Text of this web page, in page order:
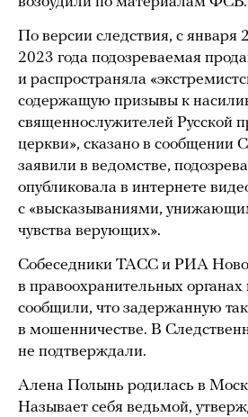
По версии следствия, с января
2023 года подозреваемая
и распространяла
содержащую призывы к
священнослужителей Русской
церкви», сказано в сообщении
заявили в ведомстве,
опубликовала в интернете
с «высказываниями,
чувства верующих».
Собеседники ТАСС и РИА
в правоохранительных
сообщили, что задержанную
в мошенничестве. В
не подтверждали.
Алена Полынь родилась в
Называет себя ведьмой,